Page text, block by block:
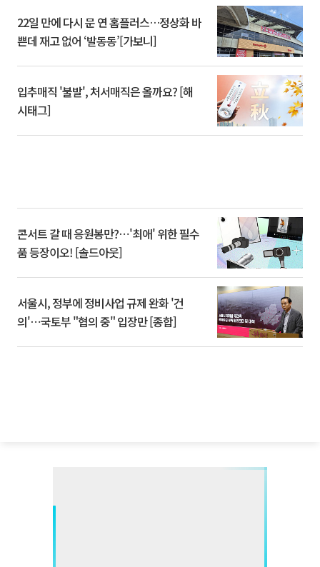
22일 만에 다시 문 연 홈플러스…정상화 바
쁜데 재고 없어 ‘발동동’[가보니]
입추매직 '불발', 처서매직은 올까요? [해
시태그]
콘서트 갈 때 응원봉만?⋯'최애' 위한 필수
품 등장이오! [솔드아웃]
서울시, 정부에 정비사업 규제 완화 '건
의'⋯국토부 "협의 중" 입장만 [종합]